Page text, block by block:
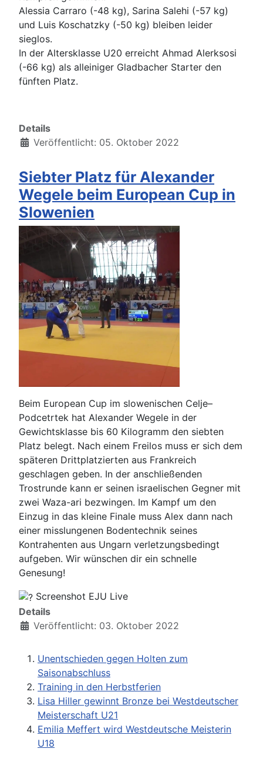
Alessia Carraro (-48 kg), Sarina Salehi (-57 kg)
und Luis Koschatzky (-50 kg) bleiben leider
sieglos.
In der Altersklasse U20 erreicht Ahmad Alerksosi
(-66 kg) als alleiniger Gladbacher Starter den
fünften Platz.
Details
Veröffentlicht: 05. Oktober 2022
Siebter Platz für Alexander
Wegele beim European Cup in
Slowenien
Beim European Cup im slowenischen Celje–
Podcetrtek hat Alexander Wegele in der
Gewichtsklasse bis 60 Kilogramm den siebten
Platz belegt. Nach einem Freilos muss er sich dem
späteren Drittplatzierten aus Frankreich
geschlagen geben. In der anschließenden
Trostrunde kann er seinen israelischen Gegner mit
zwei Waza-ari bezwingen. Im Kampf um den
Einzug in das kleine Finale muss Alex dann nach
einer misslungenen Bodentechnik seines
Kontrahenten aus Ungarn verletzungsbedingt
aufgeben. Wir wünschen dir ein schnelle
Genesung!
Screenshot EJU Live
Details
Veröffentlicht: 03. Oktober 2022
Unentschieden gegen Holten zum
Saisonabschluss
Training in den Herbstferien
Lisa Hiller gewinnt Bronze bei Westdeutscher
Meisterschaft U21
Emilia Meffert wird Westdeutsche Meisterin
U18